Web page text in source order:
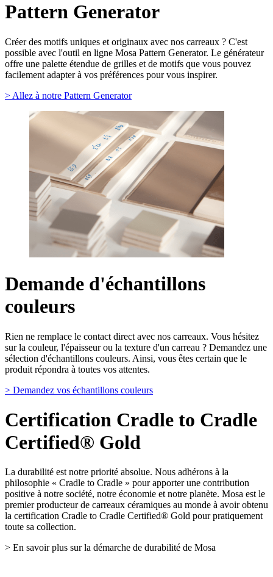
Pattern Generator
Créer des motifs uniques et originaux avec nos carreaux ? C'est
possible avec l'outil en ligne Mosa Pattern Generator. Le générateur
offre une palette étendue de grilles et de motifs que vous pouvez
facilement adapter à vos préférences pour vous inspirer.
> Allez à notre Pattern Generator
Demande d'échantillons
couleurs
Rien ne remplace le contact direct avec nos carreaux. Vous hésitez
sur la couleur, l'épaisseur ou la texture d'un carreau ? Demandez une
sélection d'échantillons couleurs. Ainsi, vous êtes certain que le
produit répondra à toutes vos attentes.
> Demandez vos échantillons couleurs
Certification Cradle to Cradle
Certified® Gold
La durabilité est notre priorité absolue. Nous adhérons à la
philosophie « Cradle to Cradle » pour apporter une contribution
positive à notre société, notre économie et notre planète. Mosa est le
premier producteur de carreaux céramiques au monde à avoir obtenu
la certification Cradle to Cradle Certified® Gold pour pratiquement
toute sa collection.
> En savoir plus sur la démarche de durabilité de Mosa